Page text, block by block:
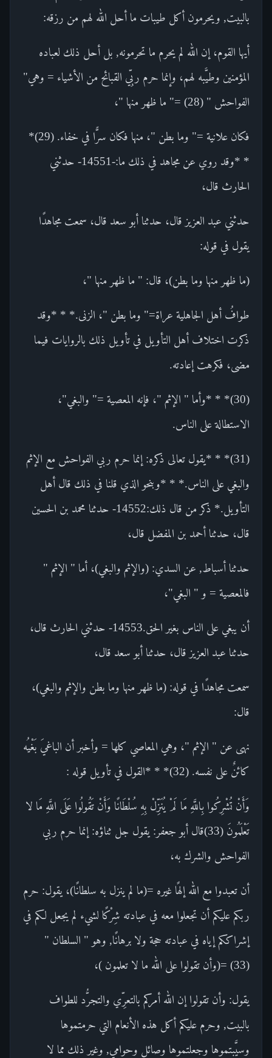
بالبيت, ويحرمون أكل طيبات ما أحل الله لهم من رزقه:
أيها القوم، إن الله لم يحرم ما تحرمونه, بل أحل ذلك لعباده
المؤمنين وطيَّبه لهم، وإنما حرم ربِّي القبائح من الأشياء = وهي"
الفواحش " (28) =" ما ظهر منها "،
فكان علانية =" وما بطن "، منها فكان سرًّا في خفاء. (29)*
* *وقد روي عن مجاهد في ذلك ما:-14551- حدثني
الحارث قال،
حدثني عبد العزيز قال، حدثنا أبو سعد قال، سمعت مجاهدًا
يقول في قوله:
(ما ظهر منها وما بطن)، قال: " ما ظهر منها "،
طوافُ أهل الجاهلية عراة=" وما بطن "، الزنى.* * *وقد
ذكرت اختلاف أهل التأويل في تأويل ذلك بالروايات فيما
مضى، فكرهت إعادته.
(30)* * *وأما " الإثم "، فإنه المعصية =" والبغي"،
الاستطالة على الناس.
(31)* * *يقول تعالى ذكره: إنما حرم ربي الفواحش مع الإثم
والبغي على الناس.* * *وبنحو الذي قلنا في ذلك قال أهل
التأويل.* ذكر من قال ذلك:14552- حدثنا محمد بن الحسين
قال، حدثنا أحمد بن المفضل قال،
حدثنا أسباط, عن السدي: (والإثم والبغي)، أما " الإثم "
فالمعصية = و " البغي"،
أن يبغي على الناس بغير الحق.14553- حدثني الحارث قال،
حدثنا عبد العزيز قال، حدثنا أبو سعد قال،
سمعت مجاهدًا في قوله: (ما ظهر منها وما بطن والإثم والبغي)،
قال:
نهى عن " الإثم "، وهي المعاصي كلها = وأخبر أن الباغيَ بَغْيُه
كائنٌ على نفسه. (32)* * *القول في تأويل قوله :
وَأَنْ تُشْرِكُوا بِاللَّهِ مَا لَمْ يُنَزِّلْ بِهِ سُلْطَانًا وَأَنْ تَقُولُوا عَلَى اللَّهِ مَا لا
تَعْلَمُونَ (33)قال أبو جعفر: يقول جل ثناؤه: إنما حرم ربي
الفواحش والشرك به،
أن تعبدوا مع الله إلهًا غيره =(ما لم ينزل به سلطانًا)، يقول: حرم
ربكم عليكم أن تجعلوا معه في عبادته شِرْكًا لشيء لم يجعل لكم في
إشراككم إياه في عبادته حجة ولا برهانًا, وهو " السلطان "
(33) =(وأن تقولوا على الله ما لا تعلمون )،
يقول: وأن تقولوا إن الله أمركم بالتعرِّي والتجرُّد للطواف
بالبيت, وحرم عليكم أكل هذه الأنعام التي حرمتموها
وسيَّبتموها وجعلتموها وصائل وحوامي, وغير ذلك مما لا